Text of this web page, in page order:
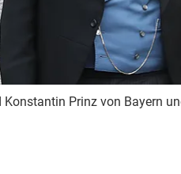
Prinz von Bayern